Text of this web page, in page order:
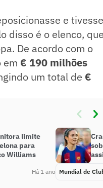
e tivesse
disso é o elenco, que
De acordo com o
em € 190 milhões
um total de €
limite
para
Williams
Há 1 ano Mundial de